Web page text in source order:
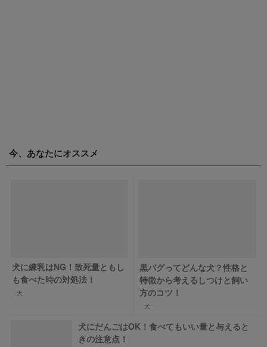
今、あなたにオススメ
犬に練乳はNG！致死量ともし
も食べた時の対処法！
犬
黒パグってどんな犬？性格と
特徴から考えるしつけと飼い
方のコツ！
犬
犬にだんごはOK！食べてもいい量と与えると
きの注意点！